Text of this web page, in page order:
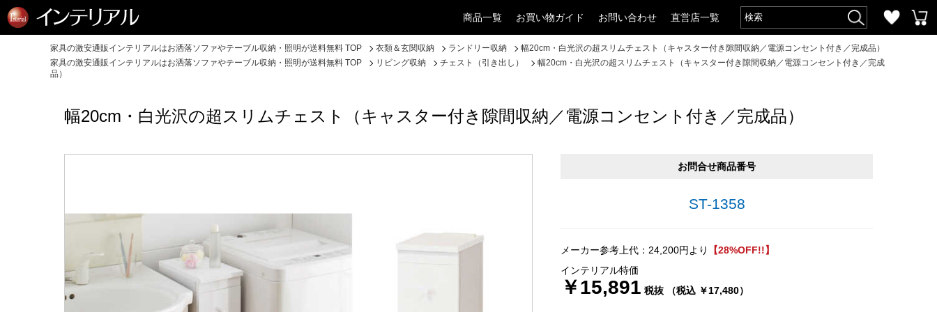
商品一覧 お買い物ガイド お問い合わせ 直営店一覧
家具の激安通販インテリアルはお洒落ソファやテーブル収納・照明が送料無料 TOP 衣類＆玄関収納 ランドリー収納
幅20cm・白光沢の超スリムチェスト（キャスター付き隙間収納／電源コンセント付き／完成品）
家具の激安通販インテリアルはお洒落ソファやテーブル収納・照明が送料無料 TOP
リビング収納 チェスト（引き出し）
幅20cm・白光沢の超スリムチェスト（キャスター付き隙間収納／電源コンセント付き／完成
品）
幅20cm・白光沢の超スリムチェスト（キャスター付き隙間収納／電源コンセント付き／完成品）
お問合せ商品番号
ST-1358
メーカー参考上代：24,200円より
【28%OFF!!】
インテリアル特価
￥15,891 税抜 （税込 ￥17,480）